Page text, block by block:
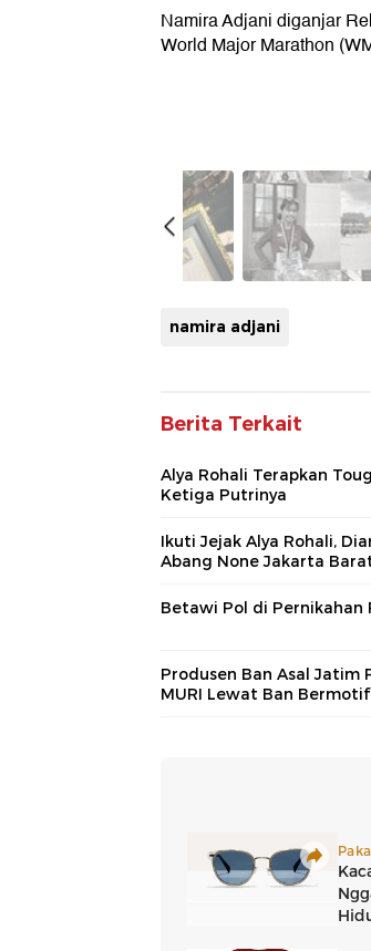
Namira Adjani diganjar
World Major Marathon
namira adjani
Berita Terkait
Alya Rohali Terapkan
Ketiga Putrinya
Ikuti Jejak Alya Rohali,
Abang None Jakarta
Betawi Pol di Pernikahan
Produsen Ban Asal Jatim
MURI Lewat Ban